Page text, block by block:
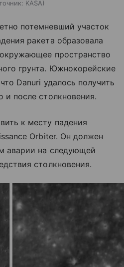
KASA
потемневший участок
ракета образовала
пространство
грунта. Южнокорейские
Danuri удалось получить
и после столкновения.
к месту падения
Orbiter. Он должен
аварии на следующей
столкновения.